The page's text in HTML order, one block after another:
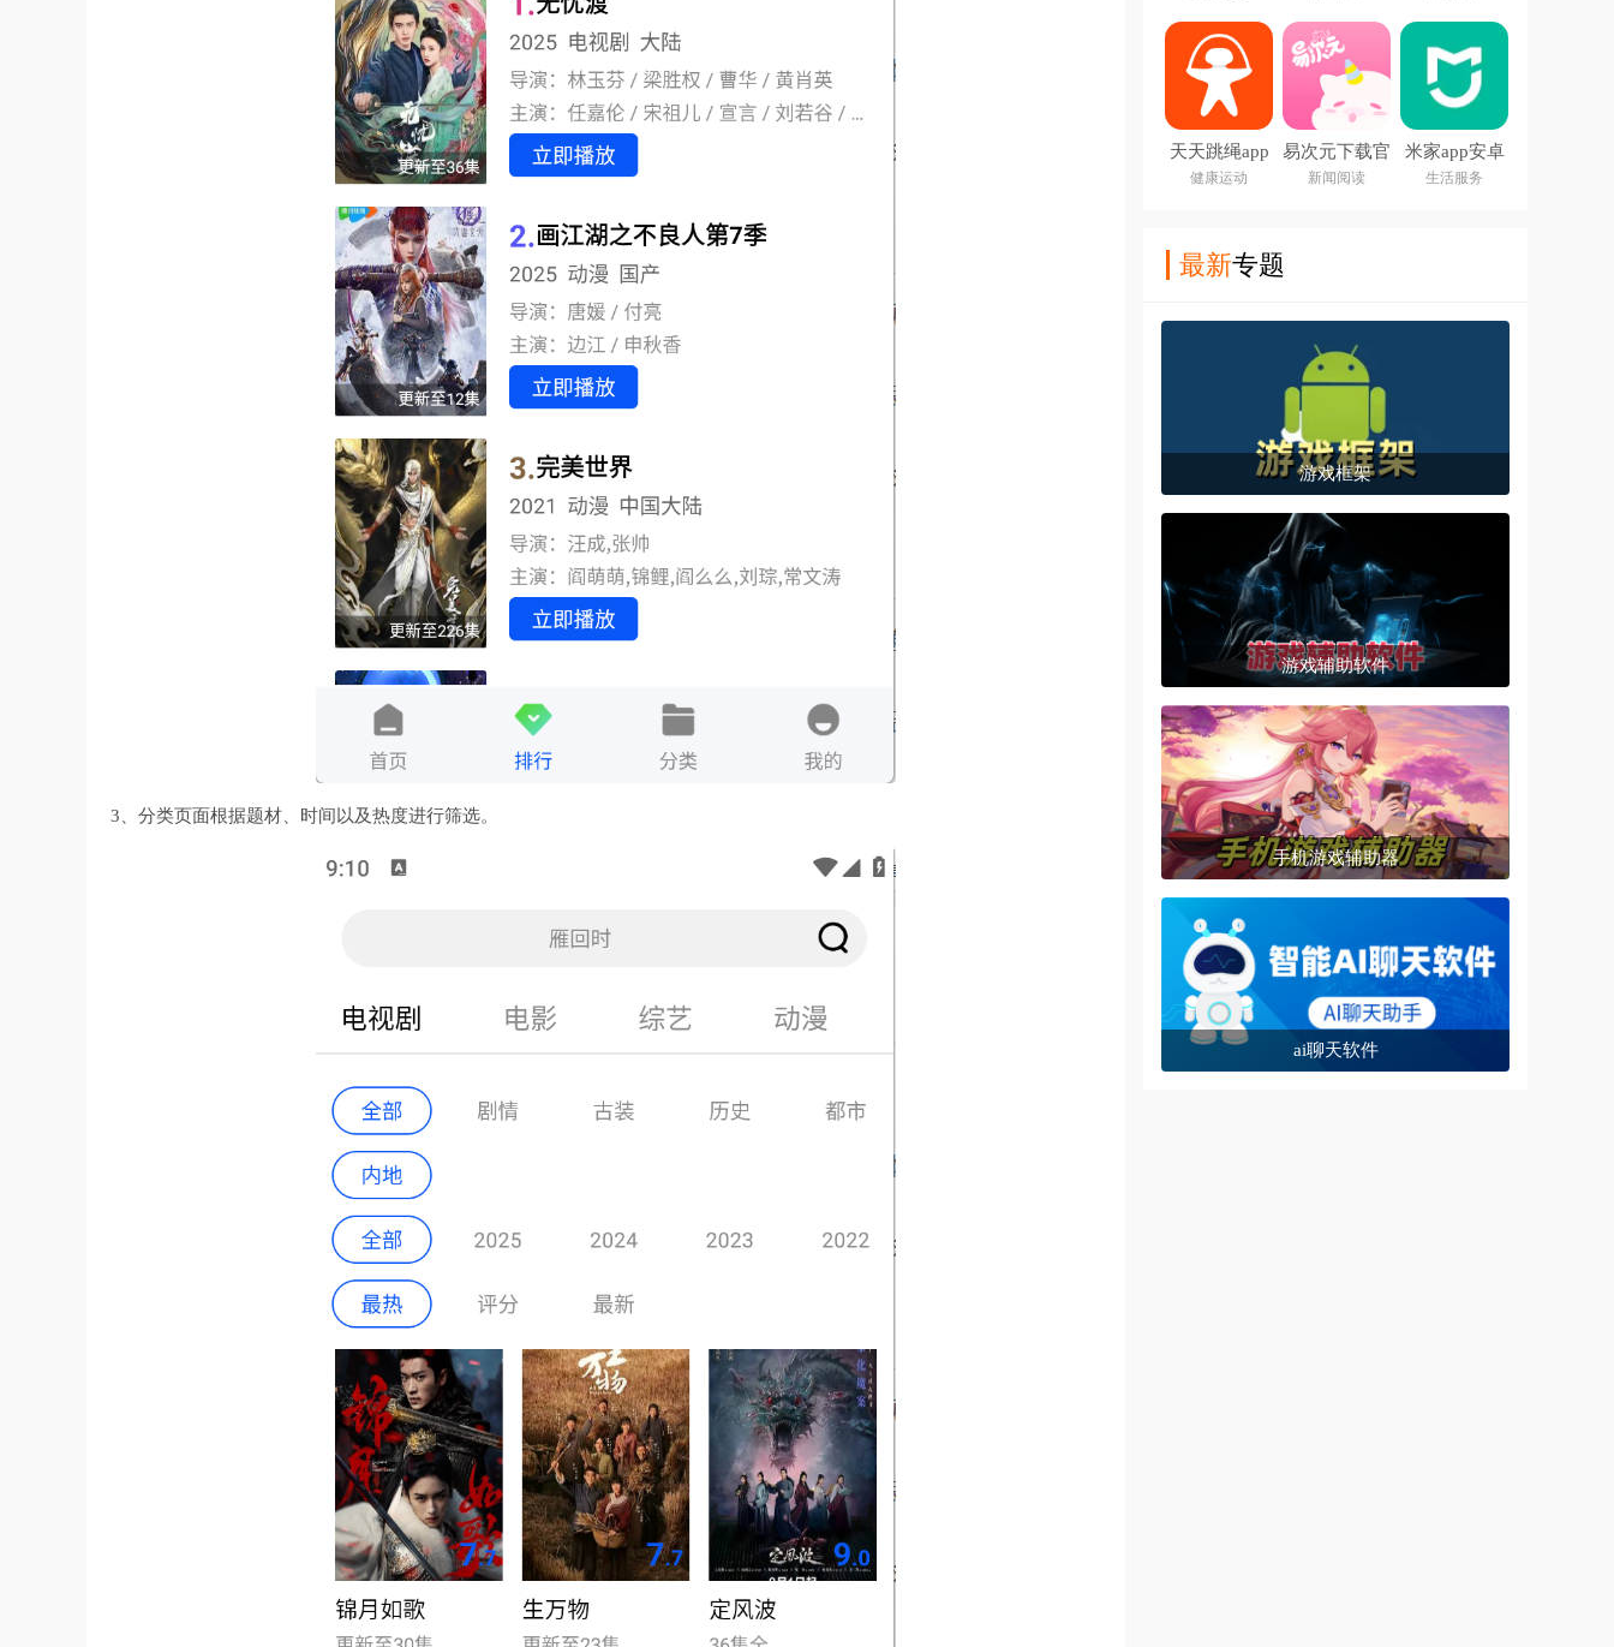
3、分类页面根据题材、时间以及热度进行筛选。
天天跳绳app
下载安装免费
健康运动
易次元下载官
方app
新闻阅读
米家app安卓
版
生活服务
最新专题
游戏框架
游戏辅助软件
手机游戏辅助器
ai聊天软件